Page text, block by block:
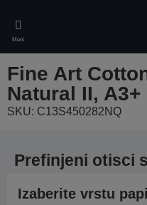
main
content
Meni
Fine Art
Natural II,
SKU: C13S450282NQ
Prefinjeni otisci
Izaberite vrstu